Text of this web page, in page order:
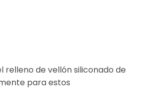
relleno de vellón siliconado de
para estos